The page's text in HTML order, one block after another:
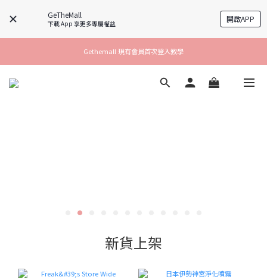
GeTheMall
下載 App 享更多專屬權益 開啟APP
Gethemall 現有會員首次登入教學
新貨上架